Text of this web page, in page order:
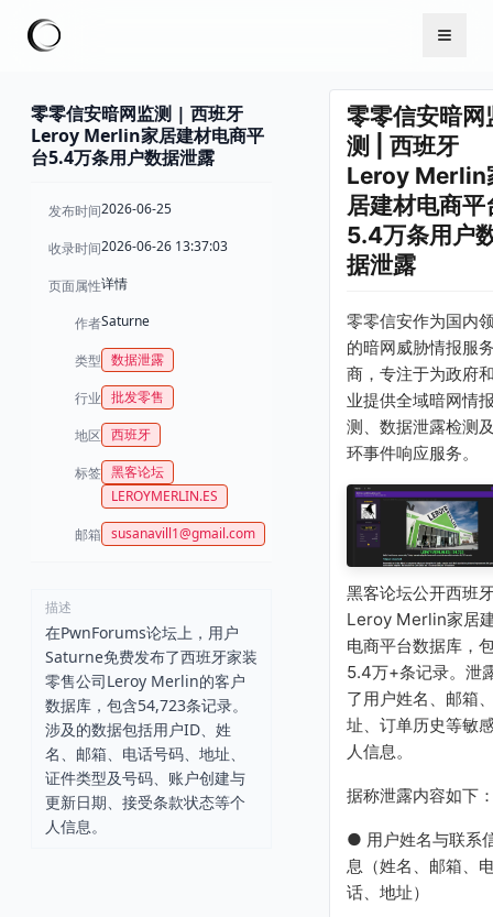
零零信安暗网监测 | 西班牙
Leroy Merlin家居建材电商平
台5.4万条用户数据泄露
发布时间2026-06-25
收录时间2026-06-26 13:37:03
页面属性详情
作者Saturne
类型 数据泄露
行业 批发零售
地区 西班牙
标签 黑客论坛
LEROYMERLIN.ES
邮箱 susanavill1@gmail.com
描述
在PwnForums论坛上，用户
Saturne免费发布了西班牙家装
零售公司Leroy Merlin的客户
数据库，包含54,723条记录。
涉及的数据包括用户ID、姓
名、邮箱、电话号码、地址、
证件类型及号码、账户创建与
更新日期、接受条款状态等个
人信息。
零零信安暗网
测 | 西班牙
Leroy Merlin
居建材电商平
5.4万条用户
据泄露
零零信安作为国内
的暗网威胁情报服
商，专注于为政府
业提供全域暗网情
测、数据泄露检测
环事件响应服务。
黑客论坛公开西班
Leroy Merlin家居
电商平台数据库，
5.4万+条记录。泄
了用户姓名、邮箱
址、订单历史等敏
人信息。
据称泄露内容如下
● 用户姓名与联系
息（姓名、邮箱、
话、地址）